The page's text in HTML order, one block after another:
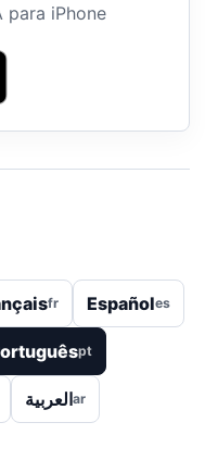
para iPhone
fr Españoles
pt
العربيةar